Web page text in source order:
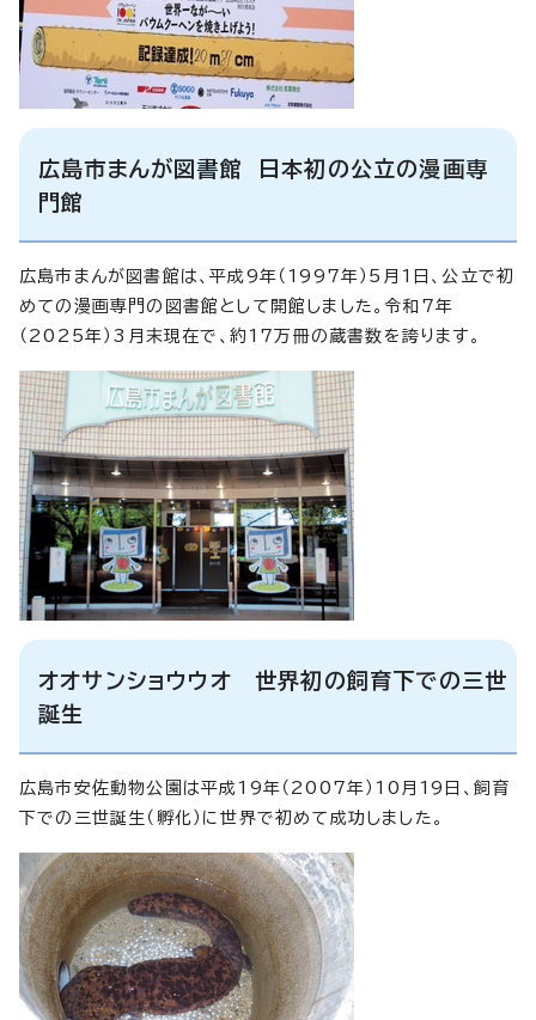
広島市まんが図書館 日本初の公立の漫画専
門館
広島市まんが図書館は、平成9年（1997年）5月1日、公立で初
めての漫画専門の図書館として開館しました。令和7年
（2025年）3月末現在で、約17万冊の蔵書数を誇ります。
オオサンショウウオ 世界初の飼育下での三世
誕生
広島市安佐動物公園は平成19年（2007年）10月19日、飼育
下での三世誕生（孵化）に世界で初めて成功しました。